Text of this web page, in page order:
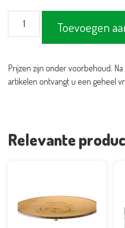
Melamine
405x405mm
(g)
Toevoegen
Prijzen zijn onder voorbehoud.
artikelen ontvangt u een geheel
Relevante